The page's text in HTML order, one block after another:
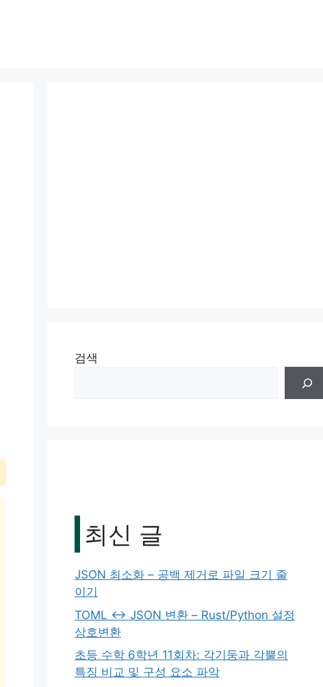
검색
최신 글
JSON 최소화 – 공백 제거로 파일 크기 줄
이기
TOML ↔ JSON 변환 – Rust/Python 설정
상호변환
초등 수학 6학년 11회차: 각기둥과 각뿔의
특징 비교 및 구성 요소 파악